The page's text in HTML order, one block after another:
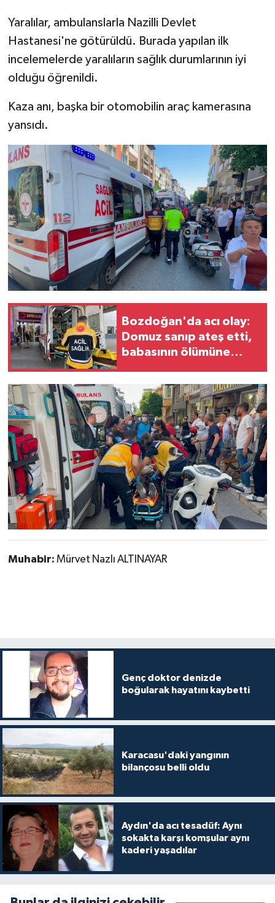
Yaralılar, ambulanslarla Nazilli Devlet
Hastanesi'ne götürüldü. Burada yapılan ilk
incelemelerde yaralıların sağlık durumlarının iyi
olduğu öğrenildi.
Kaza anı, başka bir otomobilin araç kamerasına
yansıdı.
Bozdoğan'da acı olay:
Domuz sanıp ateş etti,
babasının ölümüne
Muhabir: Mürvet Nazlı ALTINAYAR
Genç doktor denizde
boğularak hayatını kaybetti
Karacasu'daki yangının
bilançosu belli oldu
Aydın'da acı tesadüf: Aynı
sokakta karşı komşular aynı
kaderi yaşadılar